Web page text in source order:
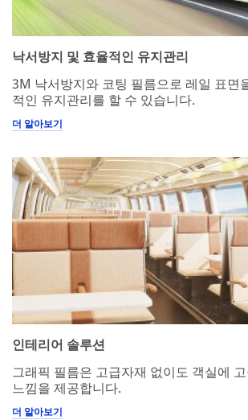
낙서방지 및 효율적인 유지관리
3M 낙서방지와 코팅 필름으로 레일 표면
적인 유지관리를 할 수 있습니다.
더 알아보기
인테리어 솔루션
그래픽 필름은 고급자재 없이도 객실에
느낌을 제공합니다.
더 알아보기